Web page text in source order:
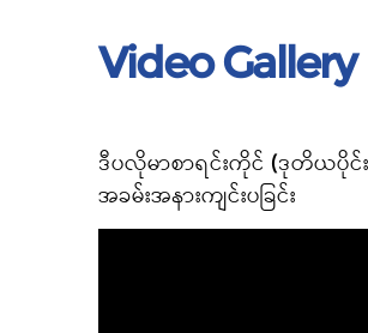
Video Gallery
ဒီပလိုမာစာရင်းကိုင် (ဒုတိယပို
အခမ်းအနားကျင်းပခြင်း
Pages